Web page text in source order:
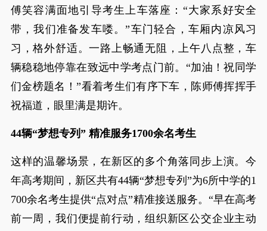
傅笑容满面地引导考生上车落座：“大家系好安全
带，我们准备发车喽。”车门轻合，车厢内凉风习
习，格外舒适。一路上畅通无阻，上午八点整，车
辆稳稳地停靠在致远中学考点门前。“加油！祝同学
们金榜题名！”看着考生们有序下车，陈师傅挥挥手
祝福道，眼里满是期许。
44辆“梦想专列” 精准服务1700余名考生
这样的温馨场景，在新区的多个角落同步上演。今
年高考期间，新区共有44辆“梦想专列”为6所中学的1
700余名考生提供“点对点”精准接送服务。“早在高考
前一周，我们便提前行动，组织新区公交企业主动